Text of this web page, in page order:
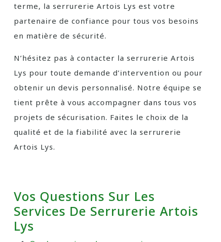
terme, la serrurerie Artois Lys est votre
partenaire de confiance pour tous vos besoins
en matière de sécurité.
N’hésitez pas à contacter la serrurerie Artois
Lys pour toute demande d’intervention ou pour
obtenir un devis personnalisé. Notre équipe se
tient prête à vous accompagner dans tous vos
projets de sécurisation. Faites le choix de la
qualité et de la fiabilité avec la serrurerie
Artois Lys.
Vos Questions Sur Les
Services De Serrurerie Artois
Lys